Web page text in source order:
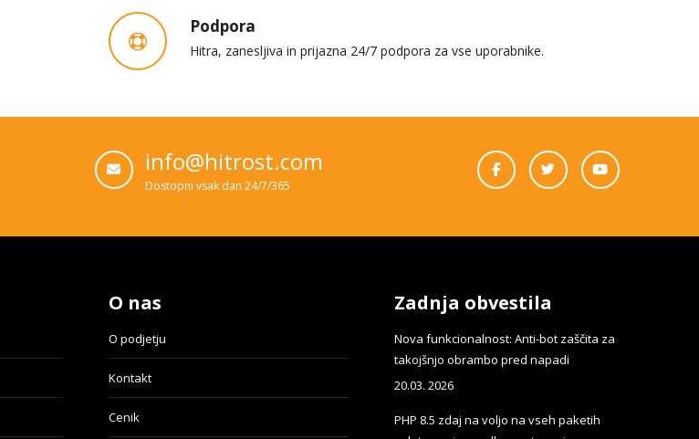
Podpora
Hitra, zanesljiva in prijazna 24/7 podpora za vse uporabnike.
info@hitrost.com
Dostopni vsak dan 24/7/365
O nas
O podjetju
Kontakt
Cenik
Zadnja obvestila
Nova funkcionalnost: Anti-bot zaščita za
takojšnjo obrambo pred napadi
20.03. 2026
PHP 8.5 zdaj na voljo na vseh paketih